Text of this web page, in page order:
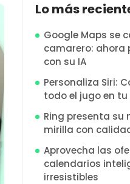
Lo más
Google Maps se
camarero: ahora
con su IA
Personaliza Siri:
todo el jugo en tu
Ring presenta su
mirilla con
Aprovecha las
calendarios
irresistibles